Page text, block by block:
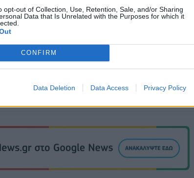
opt-out of Collection, Use, Retention, Sale, and/or Sharing
Data that Is Unrelated with the Purposes for which it
CONFIRM
Data Deletion Data Access Privacy Policy